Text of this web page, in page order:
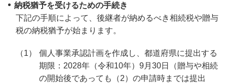
納税猶予を受けるための手続き
下記の手順によって、後継者が納めるべき相続税や贈与
税の納税猶予が始まります。
個人事業承認計画を作成し、都道府県に提出する
期限：2028年（令和10年）9月30日（贈与や相続
の開始後であっても（2）の申請時までは提出